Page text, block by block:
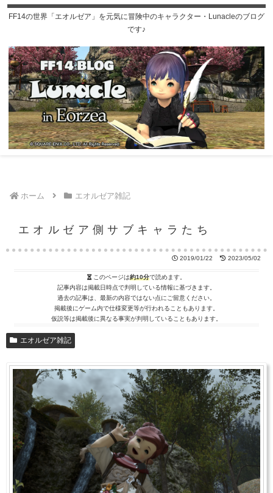
FF14の世界「エオルゼア」を元気に冒険中のキャラクター・Lunacleのブログ
です♪
ホーム エオルゼア雑記
エオルゼア側サブキャラたち
2019/01/22 2023/05/02
このページは約10分で読めます。
記事内容は掲載日時点で判明している情報に基づきます。
過去の記事は、最新の内容ではない点にご留意ください。
掲載後にゲーム内で仕様変更等が行われることもあります。
仮説等は掲載後に異なる事実が判明していることもあります。
エオルゼア雑記